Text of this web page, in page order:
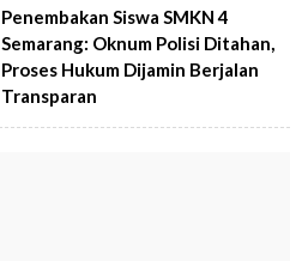
Penembakan Siswa SMKN 4
Semarang: Oknum Polisi Ditahan,
Proses Hukum Dijamin Berjalan
Transparan